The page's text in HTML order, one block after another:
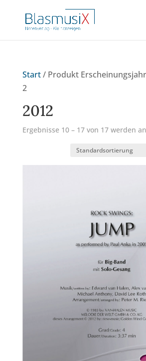
Start/ Produkt
2
2012
Ergebnisse 10 – 17 von 17 werden